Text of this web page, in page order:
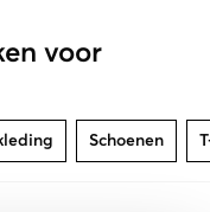
voor
Schoenen